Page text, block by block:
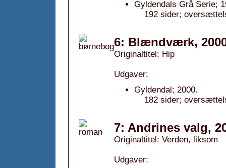
Gyldendals Grå Serie;
192 sider;
6: Blændværk,
Originaltitel: Hip
Udgaver:
Gyldendal; 2000.
182 sider;
7: Andrines valg,
Originaltitel: Verden, liksom
Udgaver: